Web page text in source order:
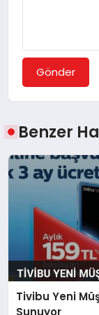
Gönder
Benzer
Tivibu Yeni
Sunuyor